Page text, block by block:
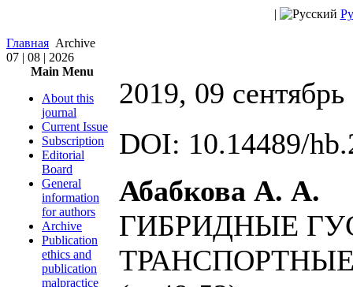
|
Главная Archive
07 | 08 | 2026
Main Menu
About this
journal
Current Issue
Subscription
Editorial
Board
General
information
for authors
Archive
Publication
ethics and
publication
malpractice
2019, 09
DOI: 10.14489/
Абабкова А. А.
ГИБРИДНЫЕ